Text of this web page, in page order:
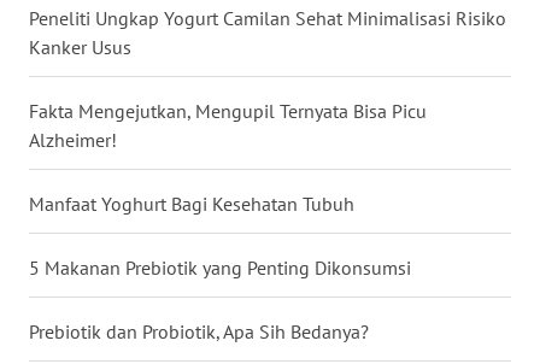
Peneliti Ungkap Yogurt Camilan Sehat Minimalisasi Risiko
Kanker Usus
Fakta Mengejutkan, Mengupil Ternyata Bisa Picu
Alzheimer!
Manfaat Yoghurt Bagi Kesehatan Tubuh
5 Makanan Prebiotik yang Penting Dikonsumsi
Prebiotik dan Probiotik, Apa Sih Bedanya?
BABEL
WN
SUMBAR
WN
SUMSEL
WN
BENGKULU